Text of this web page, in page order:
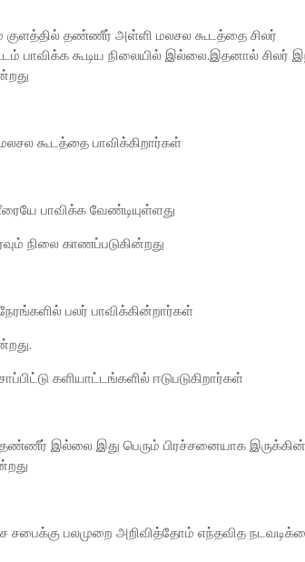
தண்ணீர் அள்ளி மலசல கூடத்தை சிலர்
பாவிக்க கூடிய நிலையில் இல்லை.இதனால் சிலர்
கூடத்தை பாவிக்கிறார்கள்
பாவிக்க வேண்டியுள்ளது
நிலை காணப்படுகின்றது
பலர் பாவிக்கின்றார்கள்
களியாட்டங்களில் ஈடுபடுகிறார்கள்
இல்லை இது பெரும் பிரச்சனையாக
சபைக்கு பலமுறை அறிவித்தோம் எந்தவித